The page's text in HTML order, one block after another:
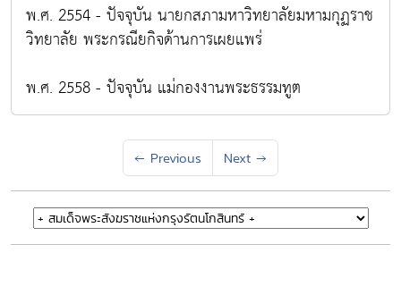
พ.ศ. 2554 - ปัจจุบัน นายกสภามหาวิทยาลัยมหามกุฏราช
วิทยาลัย พระกรณียกิจด้านการเผยแพร่
พ.ศ. 2558 - ปัจจุบัน แม่กองงานพระธรรมทูต
← Previous Next →